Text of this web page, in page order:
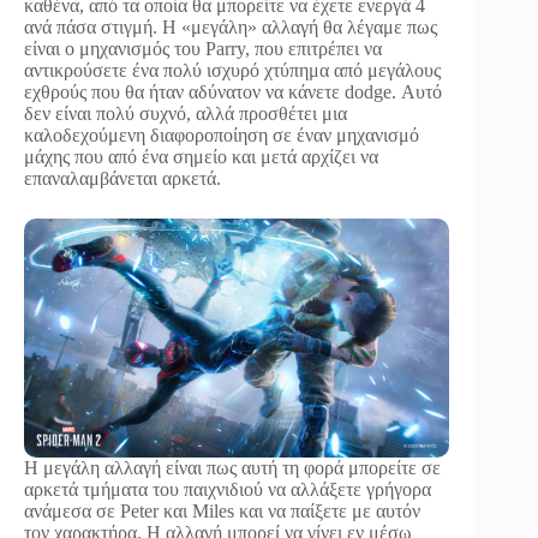
καθένα, από τα οποία θα μπορείτε να έχετε ενεργά 4
ανά πάσα στιγμή. Η «μεγάλη» αλλαγή θα λέγαμε πως
είναι ο μηχανισμός του Parry, που επιτρέπει να
αντικρούσετε ένα πολύ ισχυρό χτύπημα από μεγάλους
εχθρούς που θα ήταν αδύνατον να κάνετε dodge. Αυτό
δεν είναι πολύ συχνό, αλλά προσθέτει μια
καλοδεχούμενη διαφοροποίηση σε έναν μηχανισμό
μάχης που από ένα σημείο και μετά αρχίζει να
επαναλαμβάνεται αρκετά.
H μεγάλη αλλαγή είναι πως αυτή τη φορά μπορείτε σε
αρκετά τμήματα του παιχνιδιού να αλλάξετε γρήγορα
ανάμεσα σε Peter και Miles και να παίξετε με αυτόν
τον χαρακτήρα. Η αλλαγή μπορεί να γίνει εν μέσω